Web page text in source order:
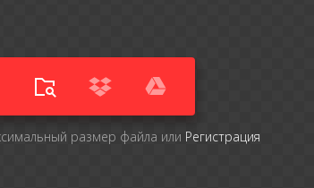
размер файла или Регистрация